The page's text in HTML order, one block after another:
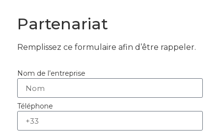
Partenariat
Remplissez ce formulaire afin d’être rappeler.
Nom de l’entreprise
Téléphone